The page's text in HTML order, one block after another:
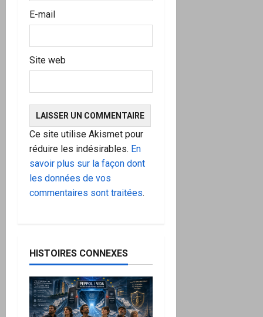
E-mail
Site web
Ce site utilise Akismet pour
réduire les indésirables. En
savoir plus sur la façon dont
les données de vos
commentaires sont traitées.
HISTOIRES CONNEXES